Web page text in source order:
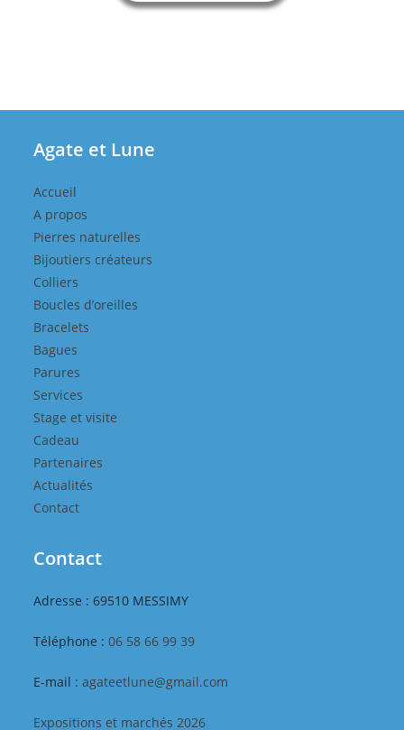
Agate et Lune
Accueil
A propos
Pierres naturelles
Bijoutiers créateurs
Colliers
Boucles d’oreilles
Bracelets
Bagues
Parures
Services
Stage et visite
Cadeau
Partenaires
Actualités
Contact
Contact
Adresse : 69510 MESSIMY
Téléphone :06 58 66 99 39
E-mail :agateetlune@gmail.com
Expositions et marchés 2026